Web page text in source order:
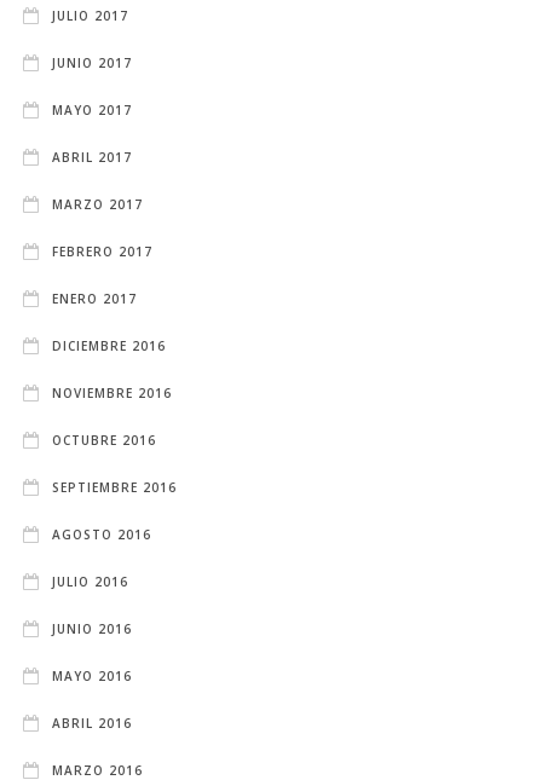
JULIO 2017
JUNIO 2017
MAYO 2017
ABRIL 2017
MARZO 2017
FEBRERO 2017
ENERO 2017
DICIEMBRE 2016
NOVIEMBRE 2016
OCTUBRE 2016
SEPTIEMBRE 2016
AGOSTO 2016
JULIO 2016
JUNIO 2016
MAYO 2016
ABRIL 2016
MARZO 2016